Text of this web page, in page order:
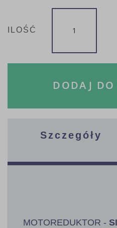
ILOŚĆ
DODAJ DO
Szczegóły
MOTOREDUKTOR -